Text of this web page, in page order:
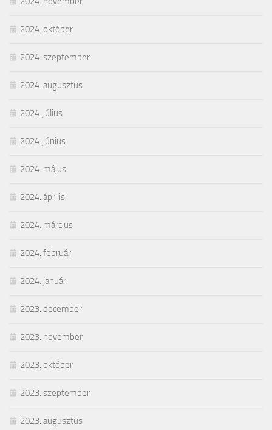
2024. október
2024. szeptember
2024. augusztus
2024. július
2024. június
2024. május
2024. április
2024. március
2024. február
2024. január
2023. december
2023. november
2023. október
2023. szeptember
2023. augusztus